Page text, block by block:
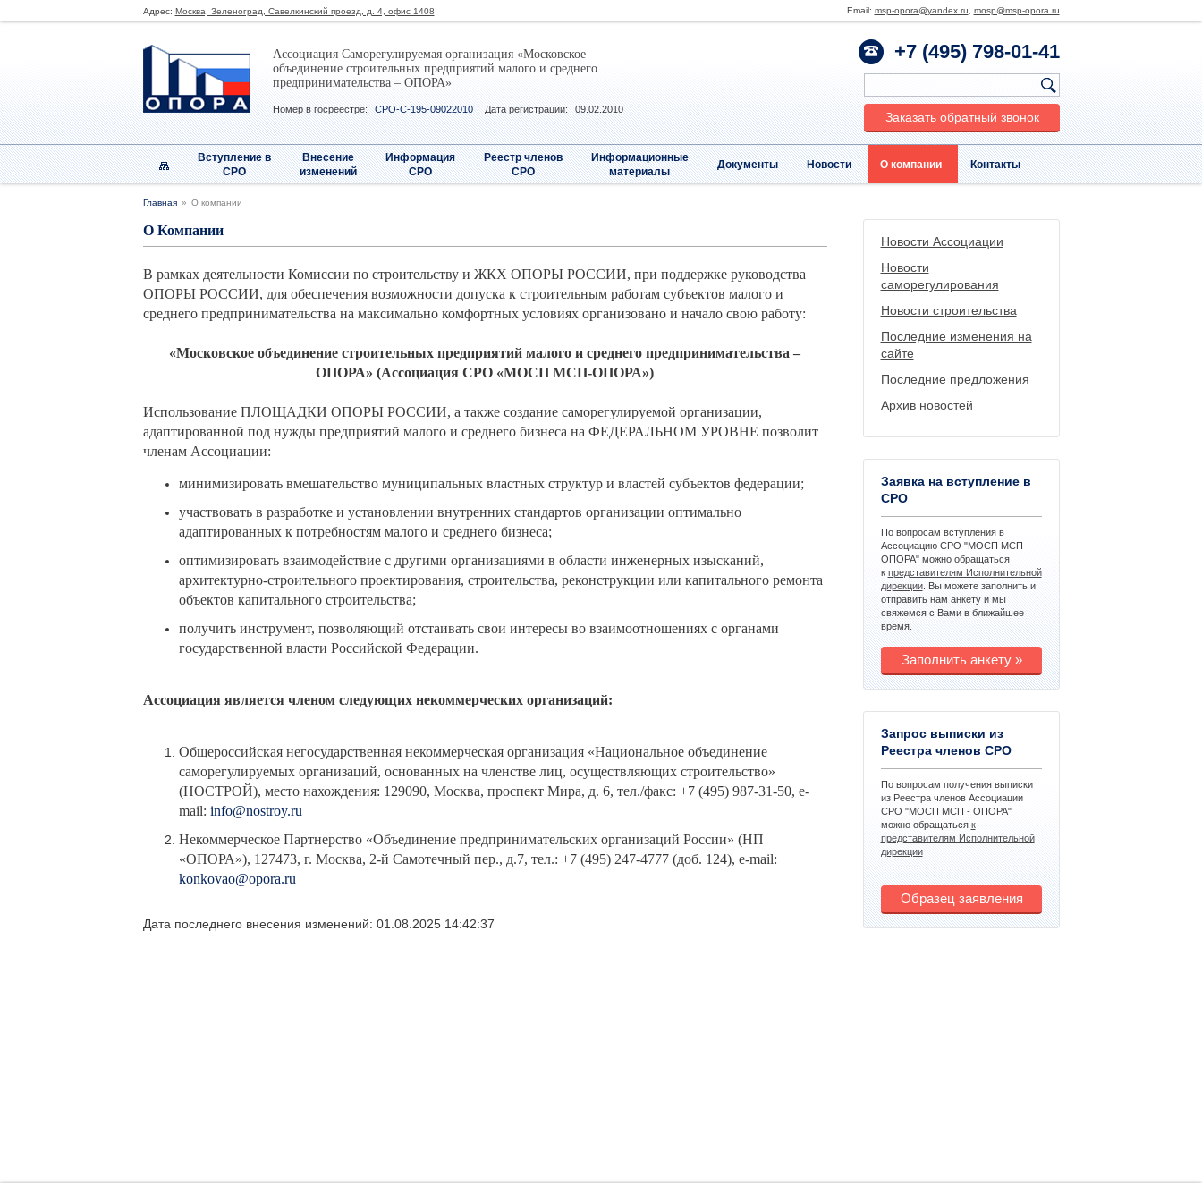
Email: msp-opora@yandex.ru mosp@msp-opora.ru
Адрес: Москва, Зеленоград, Савелкинский проезд, д. 4, офис 1408
Ассоциация Саморегулируемая организация «Московское
объединение строительных предприятий малого и среднего
предпринимательства – ОПОРА»
Номер в госреестре: СРО-С-195-09022010 Дата регистрации: 09.02.2010
+7 (495) 798-01-41
Заказать обратный звонок
Вступление в
СРО
Внесение
изменений
Информация
СРО
Реестр членов
СРО
Информационные
материалы
Документы Новости О компании Контакты
Главная О компании
Новости Ассоциации
Новости
саморегулирования
Новости строительства
Последние изменения на
сайте
Последние предложения
Архив новостей
Заявка на вступление в
СРО
По вопросам вступления в
Ассоциацию СРО "МОСП МСП-
ОПОРА" можно обращаться
к представителям Исполнительной
дирекции. Вы можете заполнить и
отправить нам анкету и мы
свяжемся с Вами в ближайшее
время.
Заполнить анкету »
Запрос выписки из
Реестра членов СРО
По вопросам получения выписки
из Реестра членов Ассоциации
СРО "МОСП МСП - ОПОРА"
можно обращаться к
представителям Исполнительной
дирекции
Образец заявления
О Компании
В рамках деятельности Комиссии по строительству и ЖКХ ОПОРЫ РОССИИ, при поддержке руководства
ОПОРЫ РОССИИ, для обеспечения возможности допуска к строительным работам субъектов малого и
среднего предпринимательства на максимально комфортных условиях организовано и начало свою работу:
«Московское объединение строительных предприятий малого и среднего предпринимательства –
ОПОРА» (Ассоциация СРО «МОСП МСП-ОПОРА»)
Использование ПЛОЩАДКИ ОПОРЫ РОССИИ, а также создание саморегулируемой организации,
адаптированной под нужды предприятий малого и среднего бизнеса на ФЕДЕРАЛЬНОМ УРОВНЕ позволит
членам Ассоциации:
минимизировать вмешательство муниципальных властных структур и властей субъектов федерации;
участвовать в разработке и установлении внутренних стандартов организации оптимально
адаптированных к потребностям малого и среднего бизнеса;
оптимизировать взаимодействие с другими организациями в области инженерных изысканий,
архитектурно-строительного проектирования, строительства, реконструкции или капитального ремонта
объектов капитального строительства;
получить инструмент, позволяющий отстаивать свои интересы во взаимоотношениях с органами
государственной власти Российской Федерации.
Ассоциация является членом следующих некоммерческих организаций:
Общероссийская негосударственная некоммерческая организация «Национальное объединение
саморегулируемых организаций, основанных на членстве лиц, осуществляющих строительство»
(НОСТРОЙ), место нахождения: 129090, Москва, проспект Мира, д. 6, тел./факс: +7 (495) 987-31-50, e-
mail: info@nostroy.ru
Некоммерческое Партнерство «Объединение предпринимательских организаций России» (НП
«ОПОРА»), 127473, г. Москва, 2-й Самотечный пер., д.7, тел.: +7 (495) 247-4777 (доб. 124), e-mail:
konkovao@opora.ru
Дата последнего внесения изменений: 01.08.2025 14:42:37